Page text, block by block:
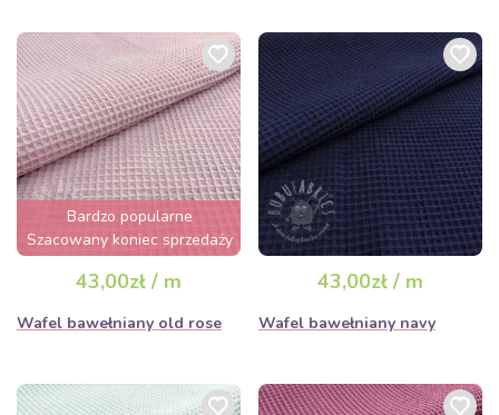
Bardzo popularne
Szacowany koniec sprzedaży
za 2 dni
43,00zł / m
Wafel bawełniany old rose
43,00zł / m
Wafel bawełniany navy